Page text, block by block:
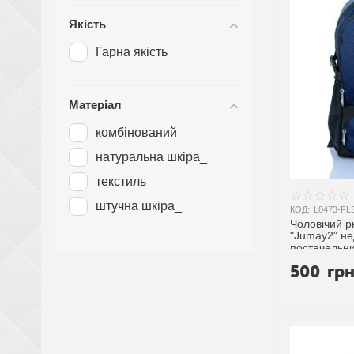
КОД: L0473-
Чоловічий
"Jumay2"
500 грн
55*35*25
Якість
Гарна якість
Матеріал
комбінований
натуральна шкіра_
текстиль
штучна шкіра_